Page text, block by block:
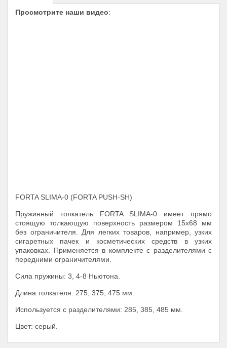
Просмотрите наши видео:
FORTA SLIMA-0 (FORTA PUSH-SH)
Пружинный толкатель FORTA SLIMA-0 имеет прямо
стоящую толкающую поверхность размером 15х68 мм
без ограничителя. Для легких товаров, например, узких
сигаретных пачек и косметических средств в узких
упаковках. Применяется в комплекте с разделителями с
передними ограничителями.
Сила пружины: 3, 4-8 Ньютона.
Длина толкателя: 275, 375, 475 мм.
Используется с разделителями: 285, 385, 485 мм.
Цвет: серый.